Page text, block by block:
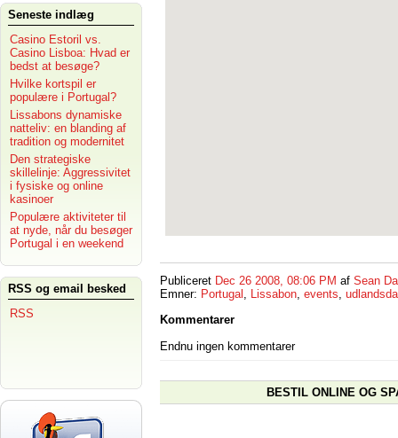
Seneste indlæg
Casino Estoril vs.
Casino Lisboa: Hvad er
bedst at besøge?
Hvilke kortspil er
populære i Portugal?
Lissabons dynamiske
natteliv: en blanding af
tradition og modernitet
Den strategiske
skillelinje: Aggressivitet
i fysiske og online
kasinoer
Populære aktiviteter til
at nyde, når du besøger
Portugal i en weekend
RSS og email besked
RSS
Publiceret Dec 26 2008, 08:06 PM af Sean
Emner: Portugal , Lissabon, events,
Kommentarer
Endnu ingen kommentarer
BESTIL ONLINE OG